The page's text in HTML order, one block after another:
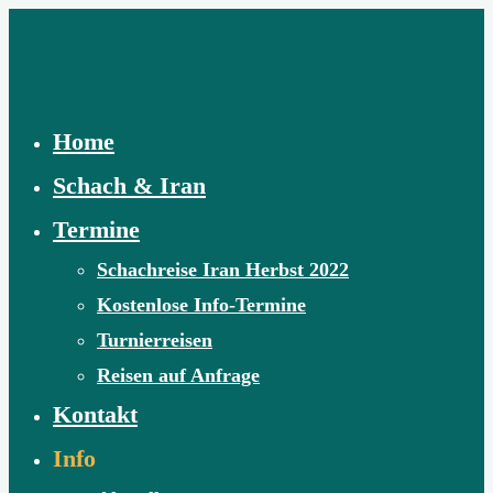
Home
Schach & Iran
Termine
Schachreise Iran Herbst 2022
Kostenlose Info-Termine
Turnierreisen
Reisen auf Anfrage
Kontakt
Info